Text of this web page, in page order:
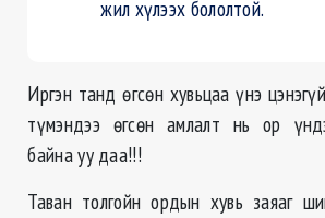
жил хүлээх бололтой.
Иргэн танд өгсөн хувьцаа үнэ
түмэндээ өгсөн амлалт нь ор
байна уу даа!!!
Таван толгойн ордын хувь заяаг